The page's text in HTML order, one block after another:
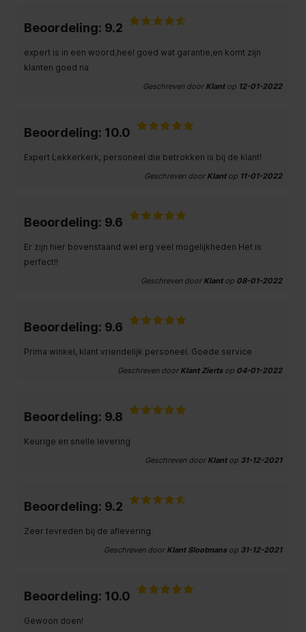
Beoordeling: 9.2
expert is in een woord,heel goed wat garantie,en komt zijn
klanten goed na
Geschreven door Klantop 12-01-2022
Beoordeling: 10.0
Expert Lekkerkerk, personeel die betrokken is bij de klant!
Geschreven door Klantop 11-01-2022
Beoordeling: 9.6
Er zijn hier bovenstaand wel erg veel mogelijkheden Het is
perfect!!
Geschreven door Klantop 08-01-2022
Beoordeling: 9.6
Prima winkel, klant vriendelijk personeel. Goede service
Geschreven door Klant Ziertsop 04-01-2022
Beoordeling: 9.8
Keurige en snelle levering
Geschreven door Klantop 31-12-2021
Beoordeling: 9.2
Zeer tevreden bij de aflevering.
Geschreven door Klant Slootmansop 31-12-2021
Beoordeling: 10.0
Gewoon doen!